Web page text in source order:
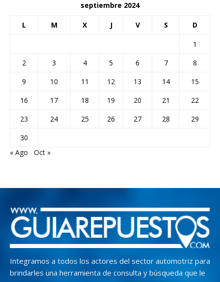
septiembre 2024
L M X J V S D
1
2
3 4 5 6 7
8
9
10 11 12 13 14
15
16
17 18 19 20 21
22
23
24 25 26 27 28
29
30
« Ago
Oct »
Integramos a todos los actores del sector automotriz para
brindarles una herramienta de consulta y búsqueda que le